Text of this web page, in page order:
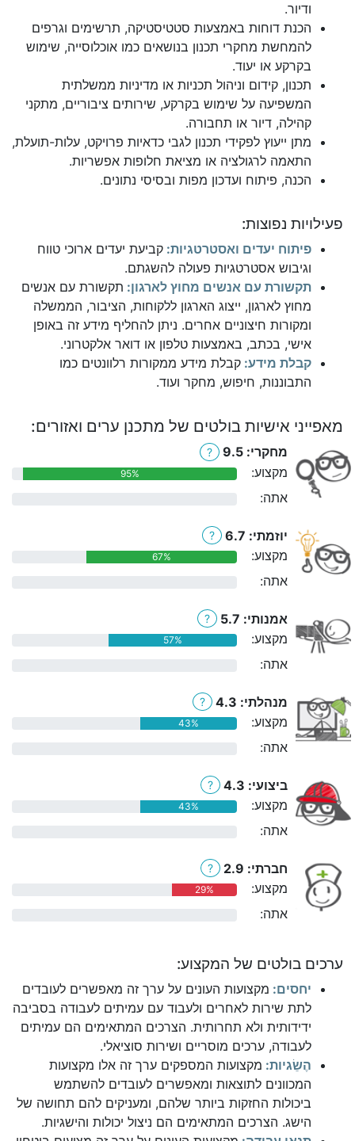
ודיור.
הכנת דוחות באמצעות סטטיסטיקה, תרשימים וגרפים
להמחשת מחקרי תכנון בנושאים כמו אוכלוסייה, שימוש
בקרקע או יעוד.
תכנון, קידום וניהול תכניות או מדיניות ממשלתית
המשפיעה על שימוש בקרקע, שירותים ציבוריים, מתקני
קהילה, דיור או תחבורה.
מתן ייעוץ לפקידי תכנון לגבי כדאיות פרויקט, עלות-תועלת,
התאמה לרגולציה או מציאת חלופות אפשריות.
הכנה, פיתוח ועדכון מפות ובסיסי נתונים.
פעילויות נפוצות:
פיתוח יעדים ואסטרטגיות: קביעת יעדים ארוכי טווח
וגיבוש אסטרטגיות פעולה להשגתם.
תקשורת עם אנשים מחוץ לארגון: תקשורת עם אנשים
מחוץ לארגון, ייצוג הארגון ללקוחות, הציבור, הממשלה
ומקורות חיצוניים אחרים. ניתן להחליף מידע זה באופן
אישי, בכתב, באמצעות טלפון או דואר אלקטרוני.
קבלת מידע: קבלת מידע ממקורות רלוונטים כמו
התבוננות, חיפוש, מחקר ועוד.
מאפייני אישיות בולטים של מתכנן ערים ואזורים:
מחקרי: 9.5 ?
מקצוע: 95%
אתה:
יוזמתי: 6.7 ?
מקצוע: 67%
אתה:
אמנותי: 5.7 ?
מקצוע: 57%
אתה:
מנהלתי: 4.3 ?
מקצוע: 43%
אתה:
ביצועי: 4.3 ?
מקצוע: 43%
אתה:
חברתי: 2.9 ?
מקצוע: 29%
אתה:
ערכים בולטים של המקצוע:
יחסים: מקצועות העונים על ערך זה מאפשרים לעובדים
לתת שירות לאחרים ולעבוד עם עמיתים לעבודה בסביבה
ידידותית ולא תחרותית. הצרכים המתאימים הם עמיתים
לעבודה, ערכים מוסריים ושירות סוציאלי.
הֶשֵׂגיות: מקצועות המספקים ערך זה אלו מקצועות
המכוונים לתוצאות ומאפשרים לעובדים להשתמש
ביכולות החזקות ביותר שלהם, ומעניקים להם תחושה של
הישג. הצרכים המתאימים הם ניצול יכולות והישגיות.